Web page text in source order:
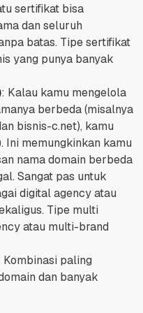
sertifikat bisa
dan seluruh
batas. Tipe sertifikat
yang punya banyak
: Kalau kamu mengelola
berbeda (misalnya
bisnis-c.net), kamu
Ini memungkinkan kamu
nama domain berbeda
Sangat pas untuk
digital agency atau
Tipe multi
atau multi-brand
Kombinasi paling
dan banyak